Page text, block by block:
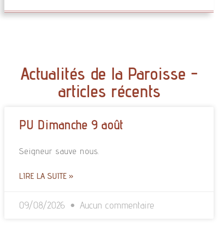
Actualités de la Paroisse -
articles récents
PU Dimanche 9 août
Seigneur sauve nous.
LIRE LA SUITE »
09/08/2026 Aucun commentaire